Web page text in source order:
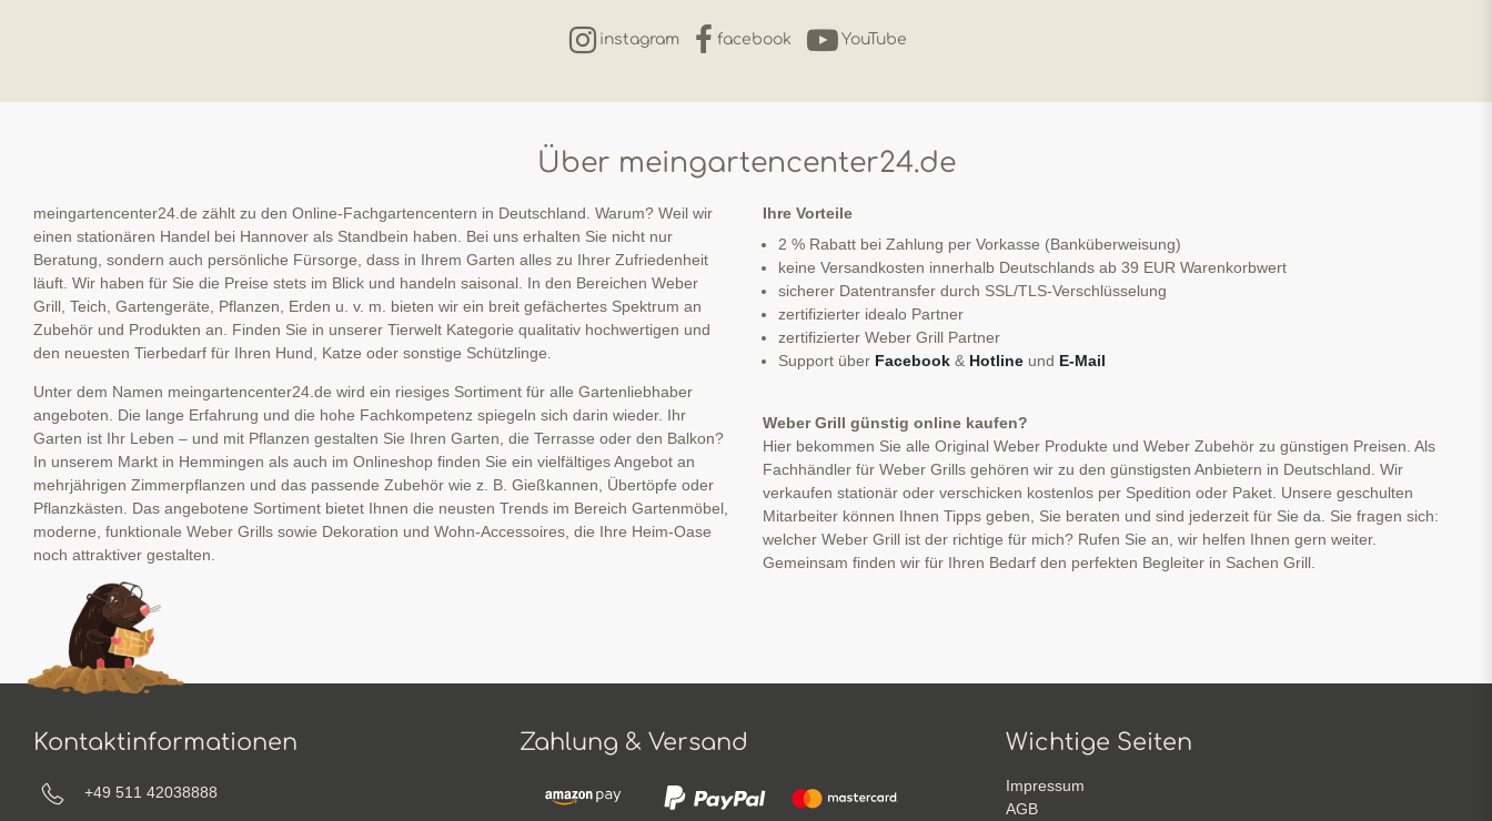
instagram facebook YouTube
Über meingartencenter24.de
meingartencenter24.de zählt zu den Online-Fachgartencentern in Deutschland. Warum? Weil wir
einen stationären Handel bei Hannover als Standbein haben. Bei uns erhalten Sie nicht nur
Beratung, sondern auch persönliche Fürsorge, dass in Ihrem Garten alles zu Ihrer Zufriedenheit
läuft. Wir haben für Sie die Preise stets im Blick und handeln saisonal. In den Bereichen Weber
Grill, Teich, Gartengeräte, Pflanzen, Erden u. v. m. bieten wir ein breit gefächertes Spektrum an
Zubehör und Produkten an. Finden Sie in unserer Tierwelt Kategorie qualitativ hochwertigen und
den neuesten Tierbedarf für Ihren Hund, Katze oder sonstige Schützlinge.
Unter dem Namen meingartencenter24.de wird ein riesiges Sortiment für alle Gartenliebhaber
angeboten. Die lange Erfahrung und die hohe Fachkompetenz spiegeln sich darin wieder. Ihr
Garten ist Ihr Leben – und mit Pflanzen gestalten Sie Ihren Garten, die Terrasse oder den Balkon?
In unserem Markt in Hemmingen als auch im Onlineshop finden Sie ein vielfältiges Angebot an
mehrjährigen Zimmerpflanzen und das passende Zubehör wie z. B. Gießkannen, Übertöpfe oder
Pflanzkästen. Das angebotene Sortiment bietet Ihnen die neusten Trends im Bereich Gartenmöbel,
moderne, funktionale Weber Grills sowie Dekoration und Wohn-Accessoires, die Ihre Heim-Oase
noch attraktiver gestalten.
Ihre Vorteile
2 % Rabatt bei Zahlung per Vorkasse (Banküberweisung)
keine Versandkosten innerhalb Deutschlands ab 39 EUR Warenkorbwert
sicherer Datentransfer durch SSL/TLS-Verschlüsselung
zertifizierter idealo Partner
zertifizierter Weber Grill Partner
Support über Facebook & Hotline und E-Mail
Weber Grill günstig online kaufen?
Hier bekommen Sie alle Original Weber Produkte und Weber Zubehör zu günstigen Preisen. Als
Fachhändler für Weber Grills gehören wir zu den günstigsten Anbietern in Deutschland. Wir
verkaufen stationär oder verschicken kostenlos per Spedition oder Paket. Unsere geschulten
Mitarbeiter können Ihnen Tipps geben, Sie beraten und sind jederzeit für Sie da. Sie fragen sich:
welcher Weber Grill ist der richtige für mich? Rufen Sie an, wir helfen Ihnen gern weiter.
Gemeinsam finden wir für Ihren Bedarf den perfekten Begleiter in Sachen Grill.
Kontaktinformationen
+49 511 42038888
Zahlung & Versand Wichtige Seiten
Impressum
AGB